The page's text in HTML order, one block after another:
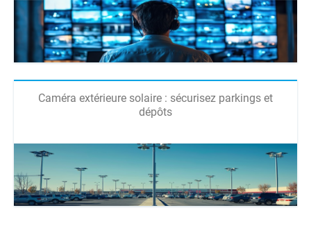
Caméra extérieure solaire : sécurisez parkings et
dépôts